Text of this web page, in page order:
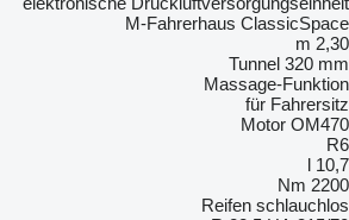
M-Fahrerhaus ClassicSpace
2,30 m
Tunnel 320 mm
Massage-Funktion
für Fahrersitz
Motor OM470
R6
10,7 l
2200 Nm
Reifen schlauchlos